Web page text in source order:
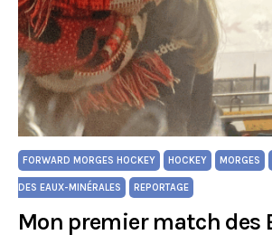
FORWARD MORGES HOCKEY HOCKEY MORGES
DES EAUX-MINÉRALES REPORTAGE
Mon premier match des